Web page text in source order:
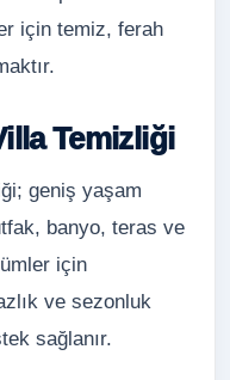
için temiz, ferah
Temizliği
geniş yaşam
banyo, teras ve
için
ve sezonluk
sağlanır.